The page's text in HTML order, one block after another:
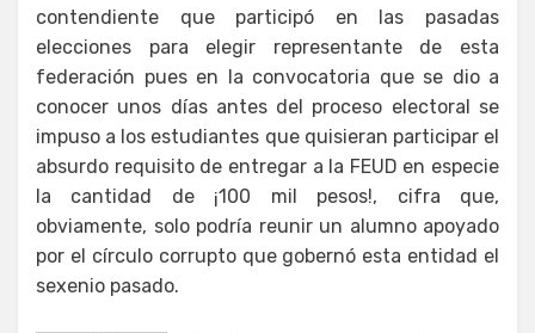
contendiente que participó en las pasadas
elecciones para elegir representante de esta
federación pues en la convocatoria que se dio a
conocer unos días antes del proceso electoral se
impuso a los estudiantes que quisieran participar el
absurdo requisito de entregar a la FEUD en especie
la cantidad de ¡100 mil pesos!, cifra que,
obviamente, solo podría reunir un alumno apoyado
por el círculo corrupto que gobernó esta entidad el
sexenio pasado.